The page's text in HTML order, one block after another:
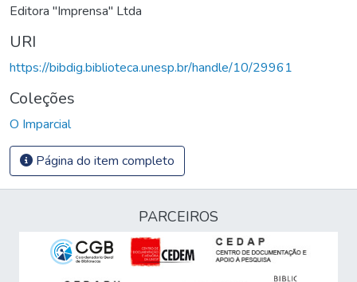
Editora "Imprensa" Ltda
URI
https://bibdig.biblioteca.unesp.br/handle/10/29961
Coleções
O Imparcial
Página do item completo
PARCEIROS